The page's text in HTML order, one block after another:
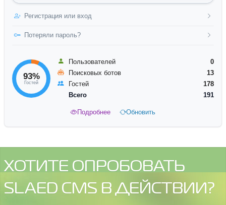
Регистрация или вход
Потеряли пароль?
93%
Гостей
Пользователей
0
Поисковых ботов
13
Гостей
178
Всего
191
Подробнее Обновить
ХОТИТЕ ОПРОБОВАТЬ
SLAED CMS В ДЕЙСТВИИ?